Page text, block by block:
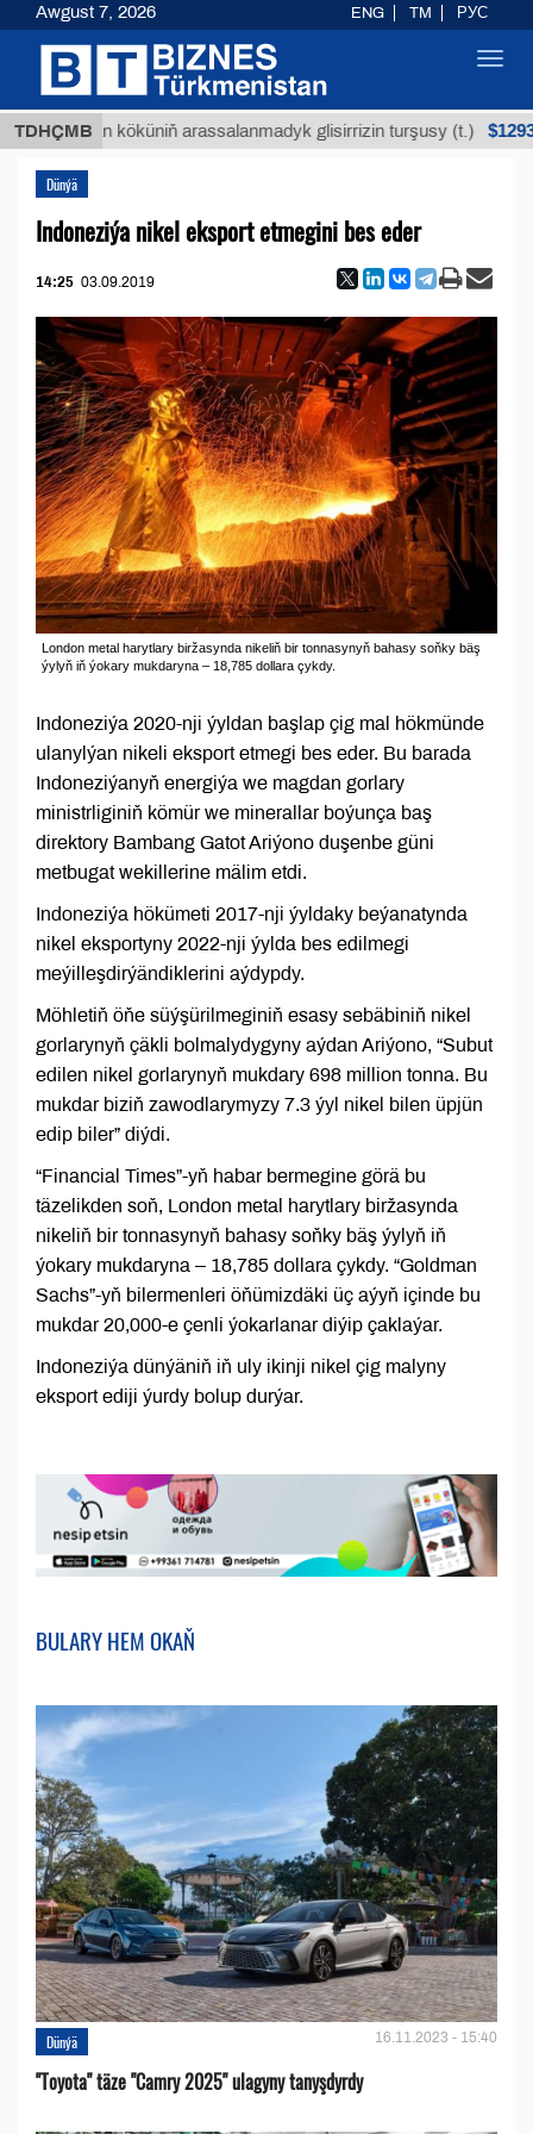
TDHÇMB
Buýan köküniň arassalanmadyk glisirrizin turşusy (t.) $12935,18
Dünýä
Indoneziýa nikel eksport etmegini bes eder
14:25 03.09.2019
London metal harytlary biržasynda nikeliň bir tonnasynyň bahasy soňky bäş
ýylyň iň ýokary mukdaryna – 18,785 dollara çykdy.
Indoneziýa 2020-nji ýyldan başlap çig mal hökmünde
ulanylýan nikeli eksport etmegi bes eder. Bu barada
Indoneziýanyň energiýa we magdan gorlary
ministrliginiň kömür we minerallar boýunça baş
direktory Bambang Gatot Ariýono duşenbe güni
metbugat wekillerine mälim etdi.
Indoneziýa hökümeti 2017-nji ýyldaky beýanatynda
nikel eksportyny 2022-nji ýylda bes edilmegi
meýilleşdirýändiklerini aýdypdy.
Möhletiň öňe süýşürilmeginiň esasy sebäbiniň nikel
gorlarynyň çäkli bolmalydygyny aýdan Ariýono, “Subut
edilen nikel gorlarynyň mukdary 698 million tonna. Bu
mukdar biziň zawodlarymyzy 7.3 ýyl nikel bilen üpjün
edip biler” diýdi.
“Financial Times”-yň habar bermegine görä bu
täzelikden soň, London metal harytlary biržasynda
nikeliň bir tonnasynyň bahasy soňky bäş ýylyň iň
ýokary mukdaryna – 18,785 dollara çykdy. “Goldman
Sachs”-yň bilermenleri öňümizdäki üç aýyň içinde bu
mukdar 20,000-e çenli ýokarlanar diýip çaklaýar.
Indoneziýa dünýäniň iň uly ikinji nikel çig malyny
eksport ediji ýurdy bolup durýar.
BULARY HEM OKAŇ
Dünýä 16.11.2023 - 15:40
''Toyota" täze "Camry 2025" ulagyny tanyşdyrdy
Awgust 7, 2026 ENG TM РУС